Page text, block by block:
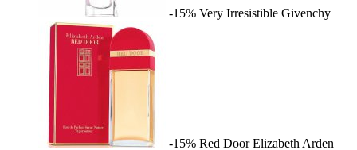
-15% Very Irresistible Givenchy
-15% Red Door Elizabeth Arden